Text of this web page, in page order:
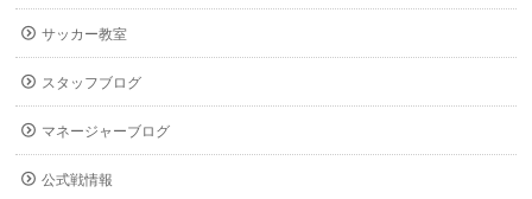
サッカー教室
スタッフブログ
マネージャーブログ
公式戦情報